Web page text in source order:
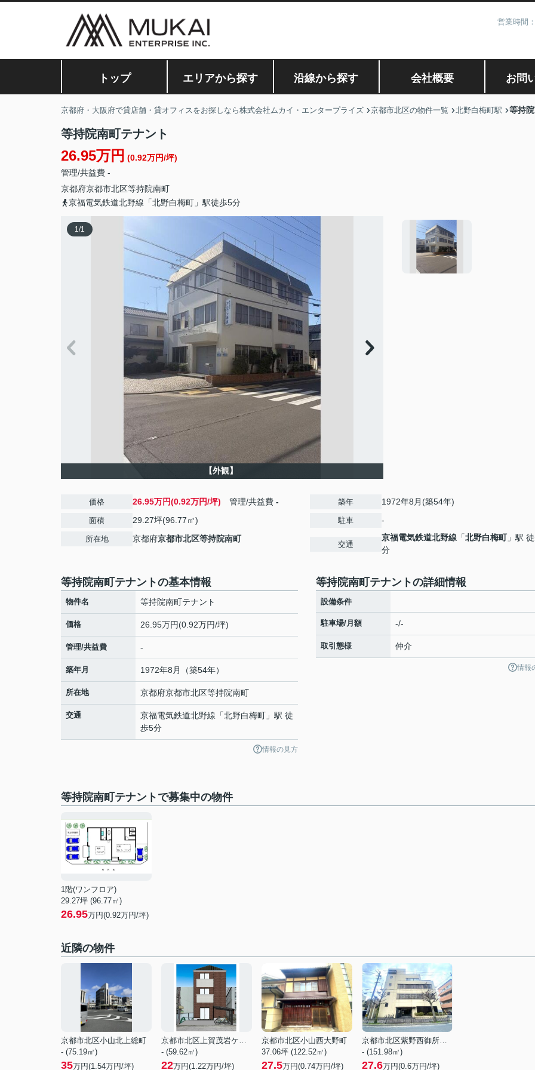
営業時間
トップ エリアから探す 沿線から探す 会社概要 お問
京都府・大阪府で貸店舗・貸オフィスをお探しなら株式会社ムカイ・エンタープライズ 京都市北区の物件一覧 北野白梅町駅 等持
等持院南町テナント
26.95万円 (0.92万円/坪)
管理/共益費 -
京都府京都市北区等持院南町
京福電気鉄道北野線「北野白梅町」駅徒歩5分
1/1
【外観】
価格 26.95万円(0.92万円/坪) 管理/共益費 -
面積 29.27坪(96.77㎡)
所在地 京都府京都市北区等持院南町
築年 1972年8月(築54年)
駐車 -
交通
京福電気鉄道北野線 「北野白梅町」駅
分
等持院南町テナントの基本情報
物件名 等持院南町テナント
価格 26.95万円(0.92万円/坪)
管理/共益費 -
築年月 1972年8月（築54年）
所在地 京都府京都市北区等持院南町
交通 京福電気鉄道北野線 「北野白梅町 」駅 徒
歩5分
情報の見方
等持院南町テナントの詳細情報
設備条件
駐車場/月額 -/-
取引態様 仲介
情報
等持院南町テナントで募集中の物件
1階(ワンフロア)
29.27坪 (96.77㎡)
26.95万円(0.92万円/坪)
近隣の物件
京都市北区小山北上総町
- (75.19㎡)
35万円(1.54万円/坪)
京都市北区上賀茂岩ケ垣内町
- (59.62㎡)
22万円(1.22万円/坪)
京都市北区小山西大野町
37.06坪 (122.52㎡)
27.5万円(0.74万円/坪)
京都市北区紫野西御所田町
- (151.98㎡)
27.6万円(0.6万円/坪)